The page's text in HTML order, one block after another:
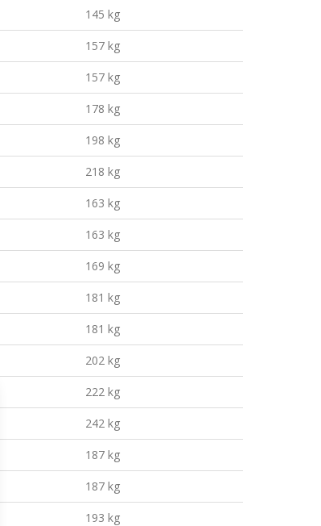
145 kg
157 kg
157 kg
178 kg
198 kg
218 kg
163 kg
163 kg
169 kg
181 kg
181 kg
202 kg
222 kg
242 kg
187 kg
187 kg
193 kg